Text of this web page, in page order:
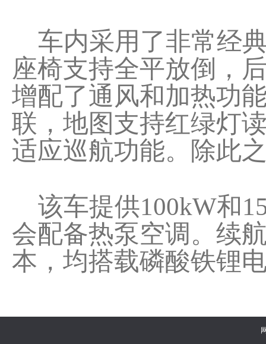
车内采用了非常经
座椅支持全平放倒，
增配了通风和加热功
联，地图支持红绿灯
适应巡航功能。除此
该车提供100kW和
会配备热泵空调。续
本，均搭载磷酸铁锂